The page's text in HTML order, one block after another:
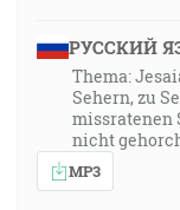
РУССКИЙ
Thema:
Sehern, zu
missratenen
nicht
MP3